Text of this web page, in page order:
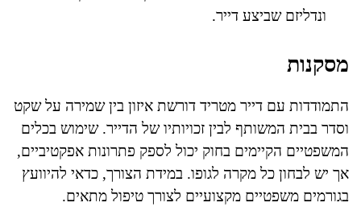
ונדליזם שביצע דייר.
מסקנות
התמודדות עם דייר מטריד דורשת איזון בין שמירה על שקט
וסדר בבית המשותף לבין זכויותיו של הדייר. שימוש בכלים
המשפטיים הקיימים בחוק יכול לספק פתרונות אפקטיביים,
אך יש לבחון כל מקרה לגופו. במידת הצורך, כדאי להיוועץ
בגורמים משפטיים מקצועיים לצורך טיפול מתאים.